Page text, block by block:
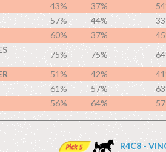
43% 37%
57% 44%
60% 37%
75% 75%
51% 42%
61% 57%
56% 64%
R4C8 -